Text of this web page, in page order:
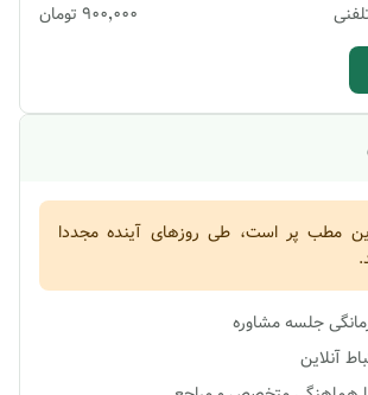
۹۰۰٬۰۰۰ تومان
مطب پر است، طی روزهای آینده مجددا
جلسه مشاوره
آنلاین